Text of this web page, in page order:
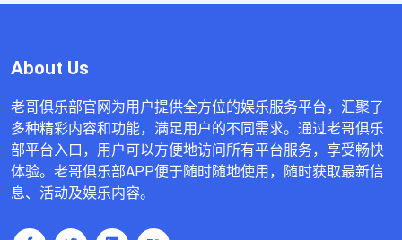
About Us
老哥俱乐部官网为用户提供全方位的娱乐服务平台，汇聚了
多种精彩内容和功能，满足用户的不同需求。通过老哥俱乐
部平台入口，用户可以方便地访问所有平台服务，享受畅快
体验。老哥俱乐部APP便于随时随地使用，随时获取最新信
息、活动及娱乐内容。